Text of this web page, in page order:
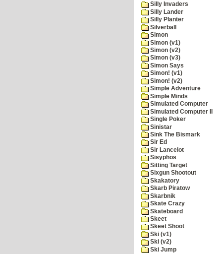
Silly Invaders
Silly Lander
Silly Planter
Silverball
Simon
Simon (v1)
Simon (v2)
Simon (v3)
Simon Says
Simon! (v1)
Simon! (v2)
Simple Adventure
Simple Minds
Simulated Computer
Simulated Computer II
Single Poker
Sinistar
Sink The Bismark
Sir Ed
Sir Lancelot
Sisyphos
Sitting Target
Sixgun Shootout
Skakatory
Skarb Piratow
Skarbnik
Skate Crazy
Skateboard
Skeet
Skeet Shoot
Ski (v1)
Ski (v2)
Ski Jump